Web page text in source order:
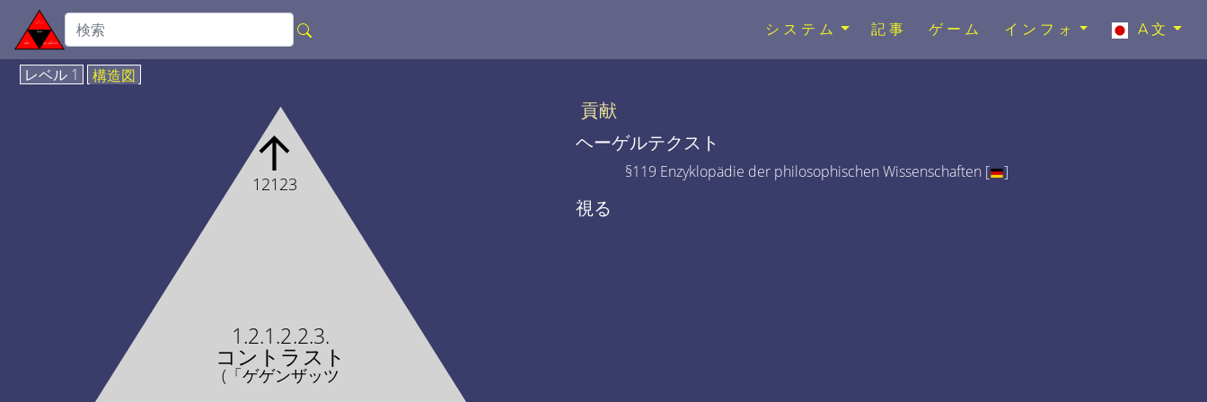
システム 記事 ゲーム インフォ A文
レベル 1 構造図
1.2.1.2.2.3.
コントラスト
(「ゲゲンザッツ
↑
12123
貢献
ヘーゲルテクスト
§119 Enzyklopädie der philosophischen Wissenschaften [ ]
視る